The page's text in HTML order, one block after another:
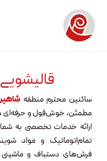
محتوا
ساکنین محترم منطقه
مطمئن، خوش‌قول و حرفه‌ای
ارائه خدمات تخصصی به
تمام‌اتوماتیک و مواد
فرش‌های دستباف و ماشینی